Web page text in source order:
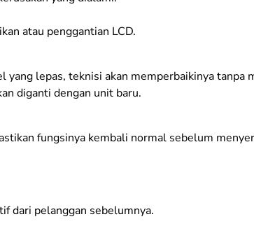
atau penggantian LCD.
lepas, teknisi akan memperbaikinya tanpa
diganti dengan unit baru.
fungsinya kembali normal sebelum
dari pelanggan sebelumnya.